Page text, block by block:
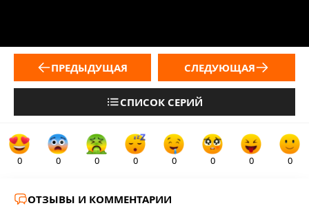
ПРЕДЫДУЩАЯ
СПИСОК СЕРИЙ
СЛЕДУЮЩАЯ
0 0 0 0 0 0 0 0
ОТЗЫВЫ И КОММЕНТАРИИ